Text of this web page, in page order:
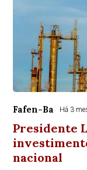
Fafen-Ba Há 3
Presidente
nacional